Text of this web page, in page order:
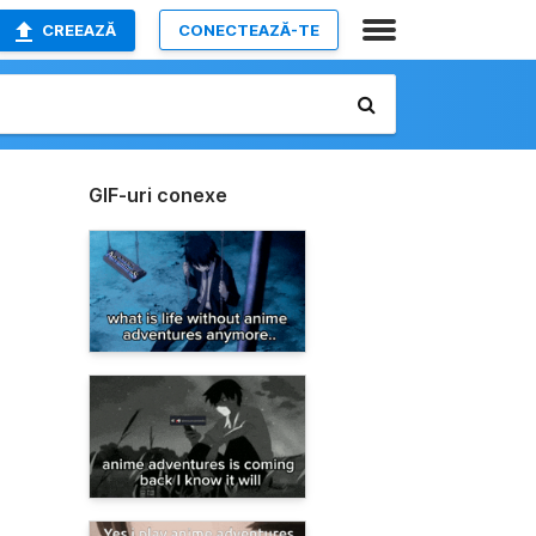
CREEAZĂ CONECTEAZĂ-TE
GIF-uri conexe